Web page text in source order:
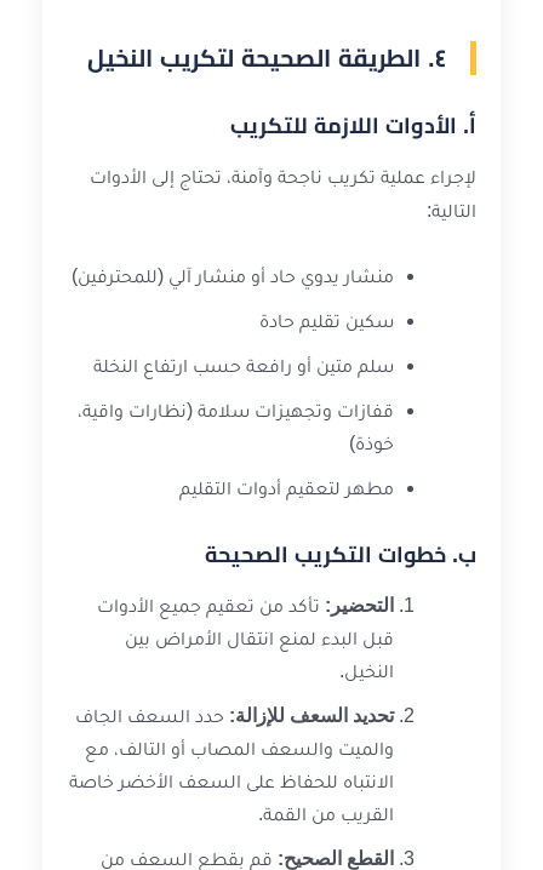
٤. الطريقة الصحيحة لتكريب النخيل
أ. الأدوات اللازمة للتكريب
لإجراء عملية تكريب ناجحة وآمنة، تحتاج إلى الأدوات
التالية:
منشار يدوي حاد أو منشار آلي (للمحترفين)
سكين تقليم حادة
سلم متين أو رافعة حسب ارتفاع النخلة
قفازات وتجهيزات سلامة (نظارات واقية،
خوذة)
مطهر لتعقيم أدوات التقليم
ب. خطوات التكريب الصحيحة
التحضير: تأكد من تعقيم جميع الأدوات
قبل البدء لمنع انتقال الأمراض بين
النخيل.
تحديد السعف للإزالة: حدد السعف الجاف
والميت والسعف المصاب أو التالف، مع
الانتباه للحفاظ على السعف الأخضر خاصة
القريب من القمة.
القطع الصحيح: قم بقطع السعف من